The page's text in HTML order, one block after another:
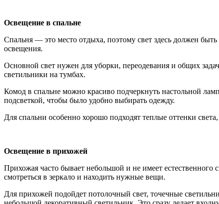
Освещение в спальне
Спальня — это место отдыха, поэтому свет здесь должен
освещения.
Основной свет нужен для уборки, переодевания и общих
светильники на тумбах.
Комод в спальне можно красиво подчеркнуть настольной
подсветкой, чтобы было удобно выбирать одежду.
Для спальни особенно хорошо подходят теплые оттенки
Освещение в прихожей
Прихожая часто бывает небольшой и не имеет
смотреться в зеркало и находить нужные вещи.
Для прихожей подойдет потолочный свет, точечные